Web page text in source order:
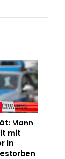
Mann
mit
in